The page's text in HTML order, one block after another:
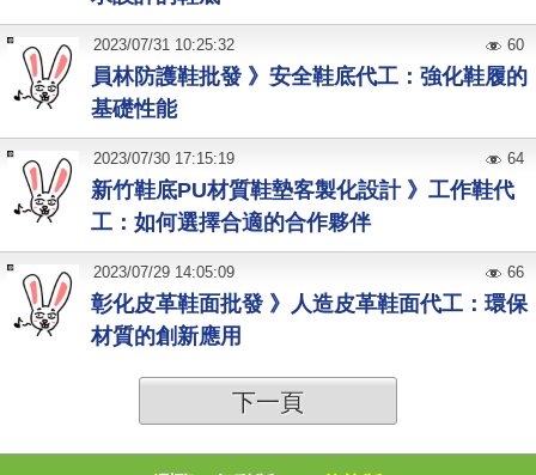
員林防護鞋批發 》安全鞋底代工：強化鞋履的
基礎性能
2023/07/31 10:25:32 60
新竹鞋底PU材質鞋墊客製化設計 》工作鞋代
工：如何選擇合適的合作夥伴
2023/07/30 17:15:19 64
彰化皮革鞋面批發 》人造皮革鞋面代工：環保
材質的創新應用
2023/07/29 14:05:09 66
下一頁